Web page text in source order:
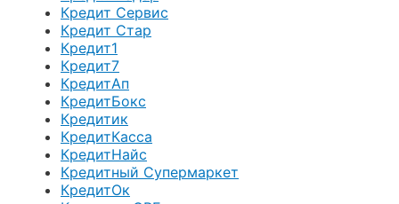
Кредит Сервис
Кредит Стар
Кредит1
Кредит7
КредитАп
КредитБокс
Кредитик
КредитКасса
КредитНайс
Кредитный Супермаркет
КредитОк